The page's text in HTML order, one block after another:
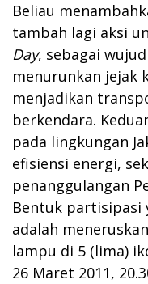
Beliau
tambah lagi aksi
Day, sebagai
menurunkan jejak
menjadikan
berkendara.
pada lingkungan
efisiensi energi,
penanggulangan
Bentuk partisipasi
adalah
lampu di 5 (lima)
26 Maret 2011,